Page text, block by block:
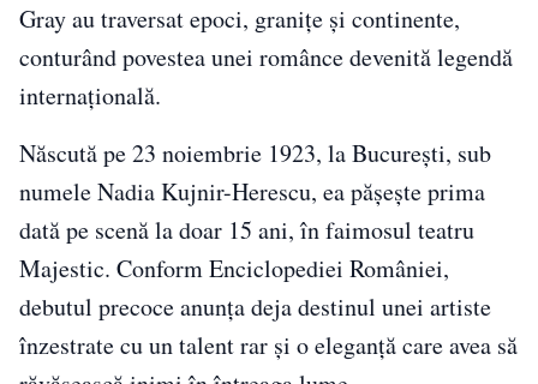
Gray au traversat epoci, granițe și continente,
conturând povestea unei românce devenită legendă
internațională.
Născută pe 23 noiembrie 1923, la București, sub
numele Nadia Kujnir-Herescu, ea pășește prima
dată pe scenă la doar 15 ani, în faimosul teatru
Majestic. Conform Enciclopediei României,
debutul precoce anunța deja destinul unei artiste
înzestrate cu un talent rar și o eleganță care avea să